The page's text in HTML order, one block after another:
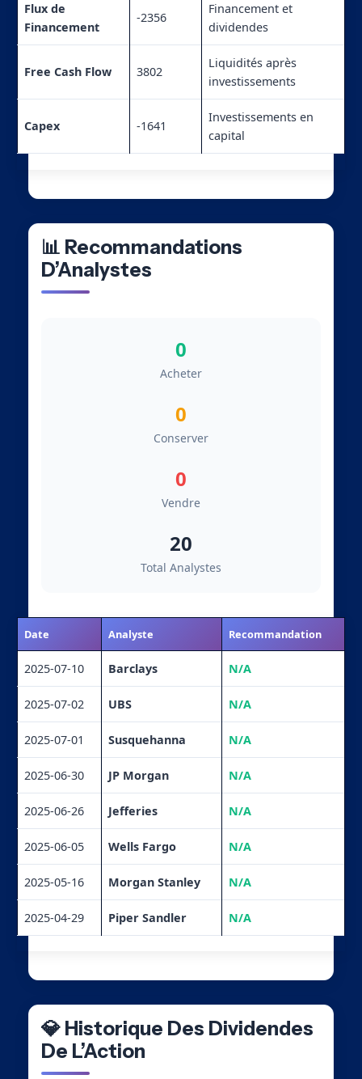
Flux de
Financement
-2356
Financement et
dividendes
Free Cash Flow 3802
Liquidités après
investissements
Capex -1641
Investissements en
capital
📊 Recommandations
D’Analystes
0
Acheter
0
Conserver
0
Vendre
20
Total Analystes
Date Analyste Recommandation
2025-07-10 Barclays N/A
2025-07-02 UBS N/A
2025-07-01 Susquehanna N/A
2025-06-30 JP Morgan N/A
2025-06-26 Jefferies N/A
2025-06-05 Wells Fargo N/A
2025-05-16 Morgan Stanley N/A
2025-04-29 Piper Sandler N/A
💎 Historique Des Dividendes
De L’Action